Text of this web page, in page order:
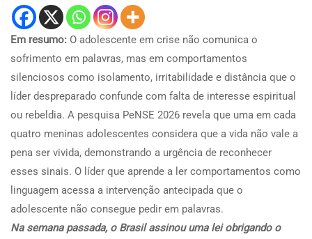
Em resumo: O adolescente em crise não comunica o
sofrimento em palavras, mas em comportamentos
silenciosos como isolamento, irritabilidade e distância que o
líder despreparado confunde com falta de interesse espiritual
ou rebeldia. A pesquisa PeNSE 2026 revela que uma em cada
quatro meninas adolescentes considera que a vida não vale a
pena ser vivida, demonstrando a urgência de reconhecer
esses sinais. O líder que aprende a ler comportamentos como
linguagem acessa a intervenção antecipada que o
adolescente não consegue pedir em palavras.
Na semana passada, o Brasil assinou uma lei obrigando o